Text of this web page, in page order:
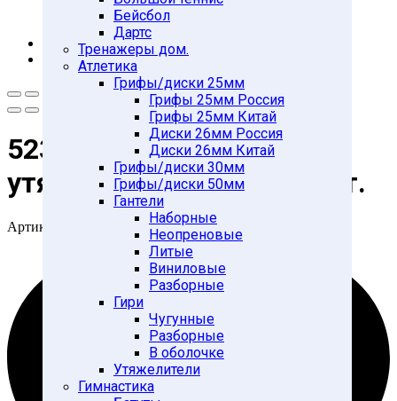
Бейсбол
Дартс
Тренажеры дом.
Атлетика
Грифы/диски 25мм
Грифы 25мм Россия
Грифы 25мм Китай
Диски 26мм Россия
Диски 26мм Китай
Грифы/диски 30мм
Грифы/диски 50мм
Гантели
Наборные
Неопреновые
Литые
Виниловые
Разборные
Гири
Чугунные
Разборные
В оболочке
Утяжелители
Гимнастика
5235 WC Перчатка-
утяжелитель 0,5 кг x 2 шт.
Артикул: